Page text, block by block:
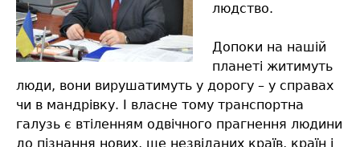
людство.
Допоки на нашій
планеті житимуть
люди, вони вирушатимуть у дорогу – у справах
чи в мандрівку. І власне тому транспортна
галузь є втіленням одвічного прагнення людини
до пізнання нових, ще незвіданих країв, країн і